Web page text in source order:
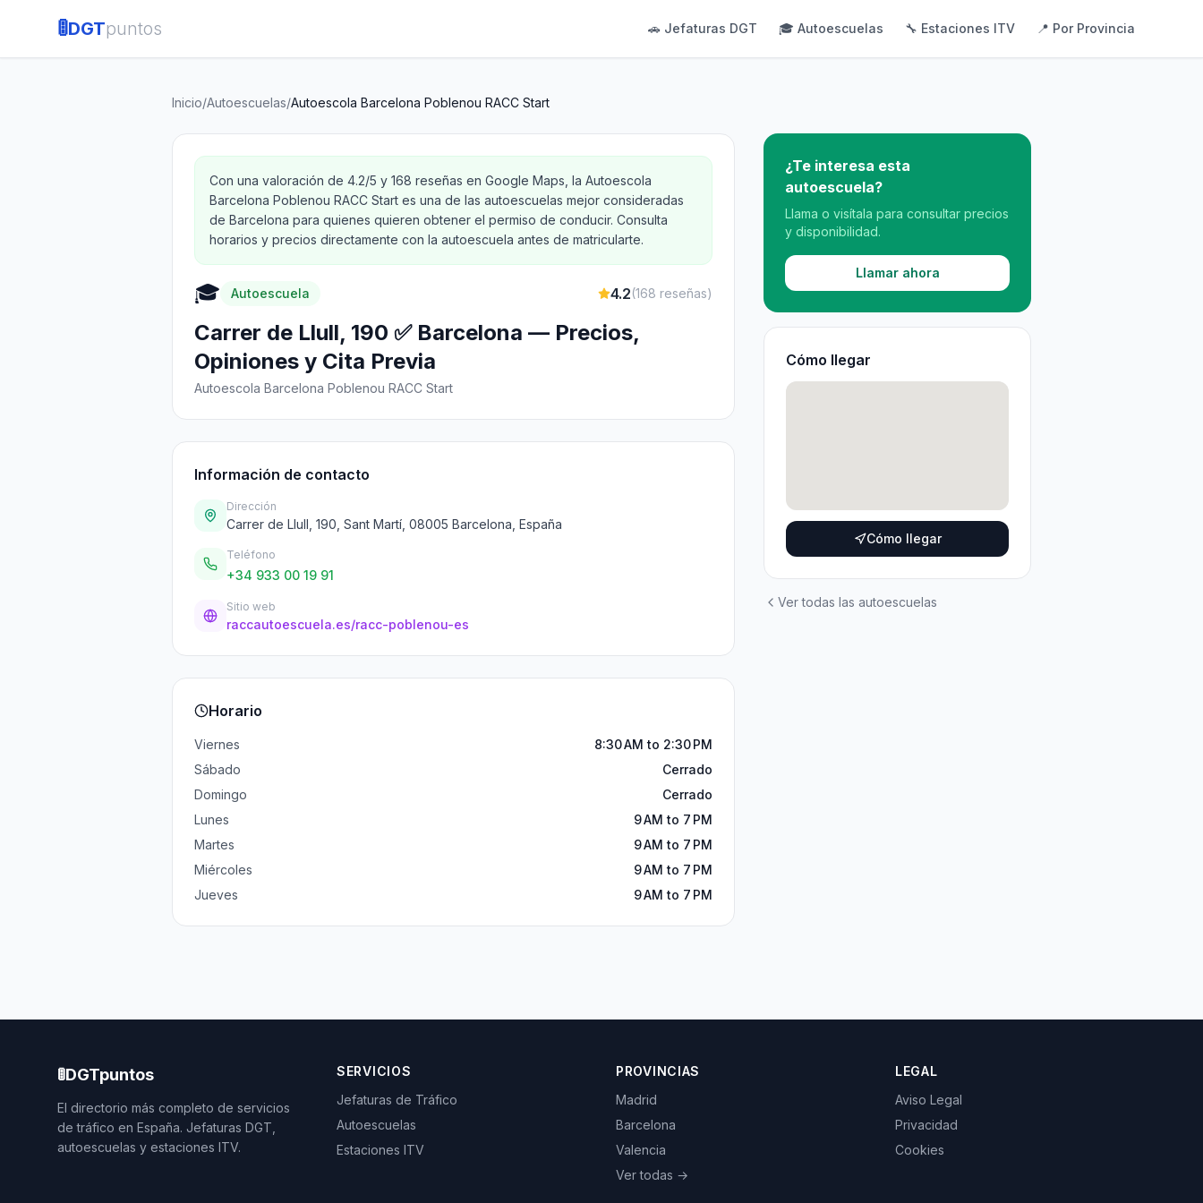
🚦DGTpuntos 🚗 Jefaturas DGT 🎓 Autoescuelas 🔧 Estaciones ITV 📍 Por Provincia
Inicio/Autoescuelas/Autoescola Barcelona Poblenou RACC Start
Con una valoración de 4.2/5 y 168 reseñas en Google Maps, la Autoescola
Barcelona Poblenou RACC Start es una de las autoescuelas mejor consideradas
de Barcelona para quienes quieren obtener el permiso de conducir. Consulta
horarios y precios directamente con la autoescuela antes de matricularte.
🎓 Autoescuela 4.2(168 reseñas)
Carrer de Llull, 190 ✅ Barcelona — Precios,
Opiniones y Cita Previa
Autoescola Barcelona Poblenou RACC Start
Información de contacto
Dirección
Carrer de Llull, 190, Sant Martí, 08005 Barcelona, España
Teléfono
+34 933 00 19 91
Sitio web
raccautoescuela.es/racc-poblenou-es
Horario
Viernes
8:30 AM to 2:30 PM
Sábado
Cerrado
Domingo
Cerrado
Lunes
9 AM to 7 PM
Martes
9 AM to 7 PM
Miércoles
9 AM to 7 PM
Jueves
9 AM to 7 PM
¿Te interesa esta
autoescuela?
Llama o visítala para consultar precios
y disponibilidad.
Llamar ahora
Cómo llegar
Cómo llegar
Ver todas las autoescuelas
🚦DGTpuntos
El directorio más completo de servicios
de tráfico en España. Jefaturas DGT,
autoescuelas y estaciones ITV.
SERVICIOS
Jefaturas de Tráfico
Autoescuelas
Estaciones ITV
PROVINCIAS
Madrid
Barcelona
Valencia
Ver todas →
LEGAL
Aviso Legal
Privacidad
Cookies